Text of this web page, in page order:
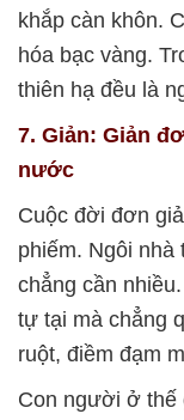
khắp càn khôn.
hóa bạc vàng.
thiên hạ đều là
7. Giản: Giản
nước
Cuộc đời đơn
phiếm. Ngôi nhà
chẳng cần
tự tại mà chẳng
ruột, điềm đạm
Con người ở thế